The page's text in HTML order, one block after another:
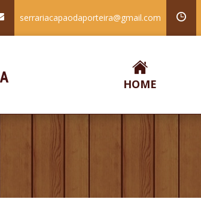
serrariacapaodaporteira@gmail.com
HOME